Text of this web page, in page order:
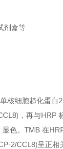
剂盒等
核细胞趋化蛋白
，再与HRP
色。TMB 在
2/CCL8)呈正相